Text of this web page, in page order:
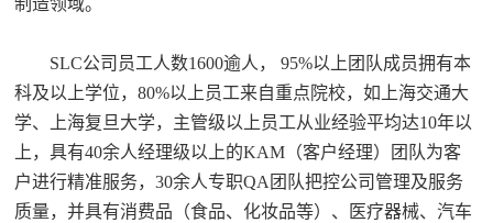
制造领域。
SLC公司员工人数1600逾人， 95%以上团队成员拥有本
科及以上学位，80%以上员工来自重点院校，如上海交通大
学、上海复旦大学，主管级以上员工从业经验平均达10年以
上，具有40余人经理级以上的KAM（客户经理）团队为客
户进行精准服务，30余人专职QA团队把控公司管理及服务
质量，并具有消费品（食品、化妆品等）、医疗器械、汽车